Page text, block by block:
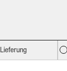
Lieferung